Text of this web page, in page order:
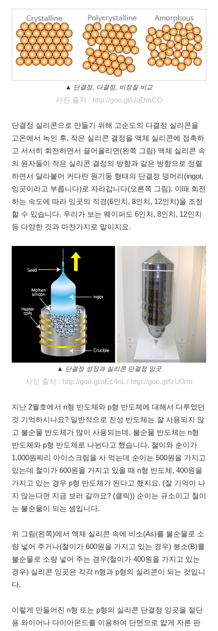
▲ 단결정, 다결정, 비정질 비교
사진 출처 : http://goo.gl/UqDmCG
단결정 실리콘으로 만들기 위해 고순도의 다결정 실리콘을
고온에서 녹인 후, 작은 실리콘 결정을 액체 실리콘에 접촉하
고 서서히 회전하면서 끌어올리면(왼쪽 그림) 액체 실리콘 속
의 원자들이 작은 실리콘 결정의 방향과 같은 방향으로 정렬
하면서 달라붙어 커다란 원기둥 형태의 단결정 덩어리(ingot,
잉곳이라고 부릅니다)로 자라갑니다(오른쪽 그림). 이때 회전
하는 속도에 따라 잉곳의 직경(6인치, 8인치, 12인치)을 조정
할 수 있습니다. 우리가 보는 웨이퍼도 6인치, 8인치, 12인치
등 다양한 것과 마찬가지로 말이지요.
▲ 단결정 성장과 실리콘 단결정 잉곳
사진 출처 : http://goo.gl/aEc4nL / http://goo.gl/fzU0rm
지난 2월호에서 n형 반도체와 p형 반도체에 대해서 다루었던
것 기억하시나요? 일반적으로 진성 반도체는 잘 사용되지 않
고 불순물 반도체가 많이 사용되는데, 불순물 반도체는 n형
반도체와 p형 반도체로 나뉜다고 했습니다. 철이와 순이가
1,000원짜리 아이스크림을 사 먹는데 순이는 500원을 가지고
있는데 철이가 600원을 가지고 있을 때 n형 반도체, 400원을
가지고 있는 경우 p형 반도체가 된다고 했지요. (잘 기억이 나
지 않는다면 지금 보러 갈까요? (클릭)) 순이는 규소이고 철이
는 불순물이 되는 셈입니다.
위 그림(왼쪽)에서 액체 실리콘 속에 비소(As)를 불순물로 소
량 넣어 주거나(철이가 600원을 가지고 있는 경우) 붕소(B)를
불순물로 소량 넣어 주는 경우(철이가 400원을 가지고 있는
경우) 실리콘 잉곳은 각각 n형과 p형의 실리콘이 되는 것입니
다.
이렇게 만들어진 n형 또는 p형의 실리콘 단결정 잉곳을 절단
용 와이어나 다이아몬드를 이용하여 단면으로 얇게 자른 판